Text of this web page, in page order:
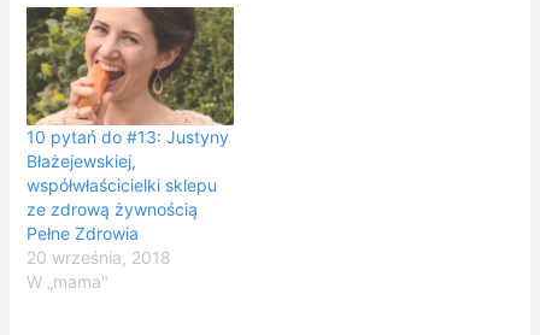
10 pytań do #13: Justyny
Błażejewskiej,
współwłaścicielki sklepu
ze zdrową żywnością
Pełne Zdrowia
20 września, 2018
W „mama"